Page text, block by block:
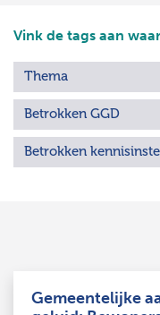
Vink de tags aan
Thema
Betrokken GGD
Betrokken
Gemeentelijke